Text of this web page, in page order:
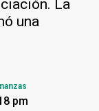
La
una
pm